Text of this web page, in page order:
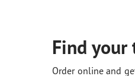
Find your
Order online and